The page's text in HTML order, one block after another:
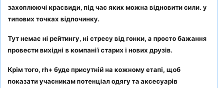
захоплюючі краєвиди, під час яких можна відновити сили. у
типових точках відпочинку.
Тут немає ні рейтингу, ні стресу від гонки, а просто бажання
провести вихідні в компанії старих і нових друзів.
Крім того, rh+ буде присутній на кожному етапі, щоб
показати учасникам потенціал одягу та аксесуарів